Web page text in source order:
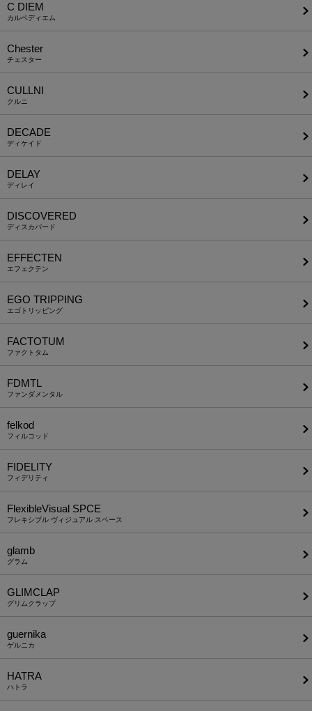
C DIEM
カルペディエム
Chester
チェスター
CULLNI
クルニ
DECADE
ディケイド
DELAY
ディレイ
DISCOVERED
ディスカバード
EFFECTEN
エフェクテン
EGO TRIPPING
エゴトリッピング
FACTOTUM
ファクトタム
FDMTL
ファンダメンタル
felkod
フィルコッド
FIDELITY
フィデリティ
FlexibleVisual SPCE
フレキシブル ヴィジュアル スペース
glamb
グラム
GLIMCLAP
グリムクラップ
guernika
ゲルニカ
HATRA
ハトラ